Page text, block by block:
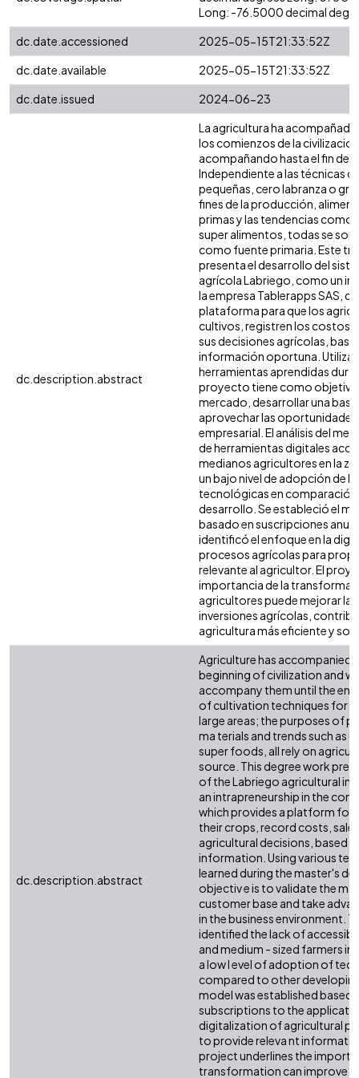
Long: -76.5000 decimal
dc.date.accessioned
2025-05-15T21:33:52Z
dc.date.available
2025-05-15T21:33:52Z
dc.date.issued
2024-06-23
dc.description.abstract
La agricultura ha
los comienzos de la
acompañando hasta el fin de
Independiente a las técnicas
pequeñas, cero labranza o
fines de la producción,
primas y las tendencias como
super alimentos, todas se
como fuente primaria. Este
presenta el desarrollo del
agrícola Labriego, como un
la empresa Tablerapps SAS,
plataforma para que los
cultivos, registren los costos,
sus decisiones agrícolas,
información oportuna.
herramientas aprendidas
proyecto tiene como objetivo
mercado, desarrollar una
aprovechar las
empresarial. El análisis del
de herramientas digitales
medianos agricultores en la
un bajo nivel de adopción de
tecnológicas en
desarrollo. Se estableció el
basado en suscripciones
identificó el enfoque en la
procesos agrícolas para
relevante al agricultor. El
importancia de la
agricultores puede mejorar la
inversiones agrícolas,
agricultura más eficiente y
dc.description.abstract
Agriculture has accompanied
beginning of civilization and
accompany them until the
of cultivation techniques for
large areas; the purposes of
ma terials and trends such as
super foods, all rely on
source. This degree work
of the Labriego agricultural
an intrapreneurship in the
which provides a platform for
their crops, record costs,
agricultural decisions, based
information. Using various
learned during the master's
objectiv e is to validate the
customer base and take
in the business environment.
identified the lack of
and medium - sized farmers in
a low l evel of adoption of
compared to other
model was established based
subscriptions to the
digitalization of agricultural
to provide releva nt
project underlines the
transformation can improve